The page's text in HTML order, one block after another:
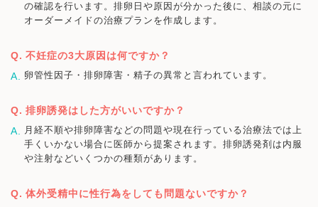
の確認を行います。排卵日や原因が分かった後に、相談の元に
オーダーメイドの治療プランを作成します。
不妊症の3大原因は何ですか？
卵管性因子・排卵障害・精子の異常と言われています。
排卵誘発はした方がいいですか？
月経不順や排卵障害などの問題や現在行っている治療法では上
手くいかない場合に医師から提案されます。排卵誘発剤は内服
や注射などいくつかの種類があります。
体外受精中に性行為をしても問題ないですか？